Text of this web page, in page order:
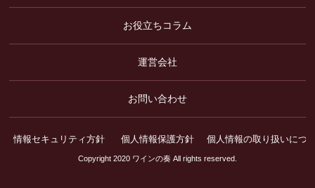
お役立ちコラム
運営会社
お問い合わせ
情報セキュリティ方針 個人情報保護方針 個人情報の取り扱いにつ
Copyright 2020 ワインの奏 All rights reserved.